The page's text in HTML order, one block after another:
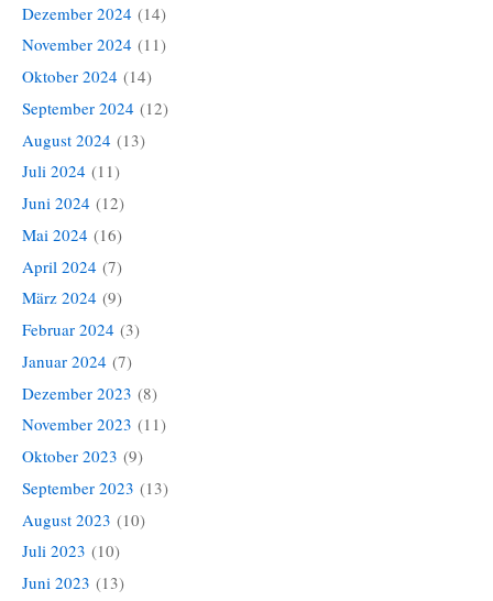
Dezember 2024 (14)
November 2024 (11)
Oktober 2024 (14)
September 2024 (12)
August 2024 (13)
Juli 2024 (11)
Juni 2024 (12)
Mai 2024 (16)
April 2024 (7)
März 2024 (9)
Februar 2024 (3)
Januar 2024 (7)
Dezember 2023 (8)
November 2023 (11)
Oktober 2023 (9)
September 2023 (13)
August 2023 (10)
Juli 2023 (10)
Juni 2023 (13)